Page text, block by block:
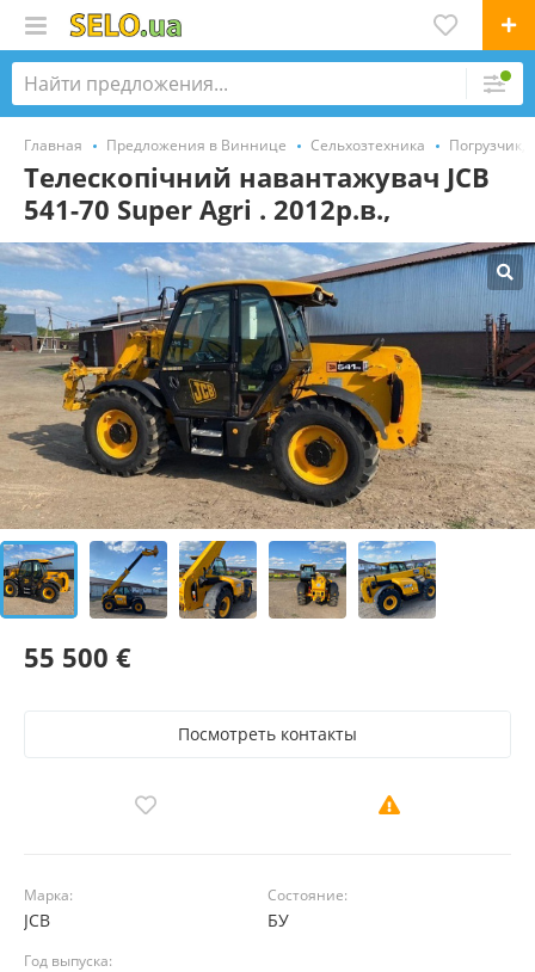
Главная Предложения в Виннице Сельхозтехника Погрузчик,
Телескопічний навантажувач JCB
541-70 Super Agri . 2012р.в.,
55 500 €
Посмотреть контакты
Марка:
JCB
Состояние:
БУ
Год выпуска: